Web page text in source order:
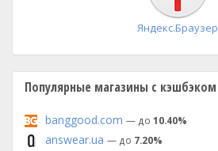
Яндекс.Браузер
Популярные магазины с кэшбэком
banggood.com — до 10.40%
answear.ua — до 7.20%